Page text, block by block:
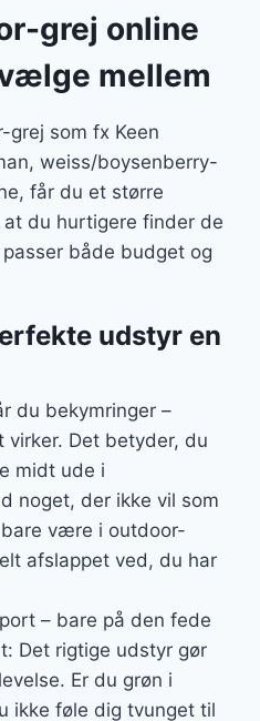
grej online
mellem
grej som fx Keen
weiss/boysenberry-
får du et større
du hurtigere finder de
både budget og
udstyr en
du bekymringer –
virker. Det betyder, du
midt ude i
noget, der ikke vil som
være i outdoor-
afslappet ved, du har
– bare på den fede
Det rigtige udstyr gør
Er du grøn i
ikke føle dig tvunget til